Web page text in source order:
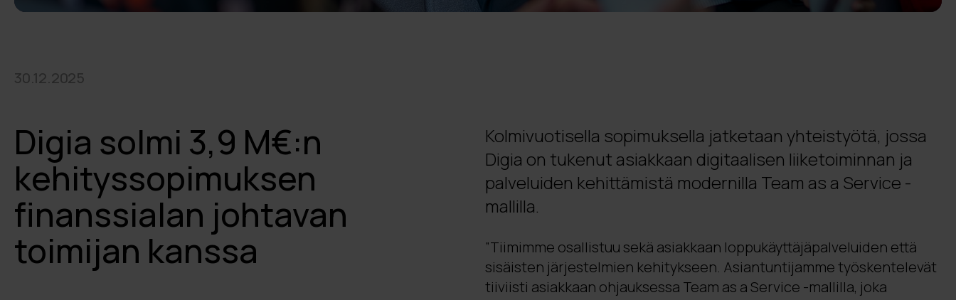
30.12.2025
Digia solmi 3,9 M€:n
kehityssopimuksen
finanssialan johtavan
toimijan kanssa
Kolmivuotisella sopimuksella jatketaan yhteistyötä, jossa
Digia on tukenut asiakkaan digitaalisen liiketoiminnan ja
palveluiden kehittämistä modernilla Team as a Service -
mallilla.
”Tiimimme osallistuu sekä asiakkaan loppukäyttäjäpalveluiden että
sisäisten järjestelmien kehitykseen. Asiantuntijamme työskentelevät
tiiviisti asiakkaan ohjauksessa Team as a Service -mallilla, joka